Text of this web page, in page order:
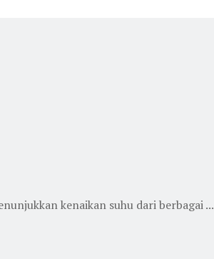
kenaikan suhu dari berbagai ...